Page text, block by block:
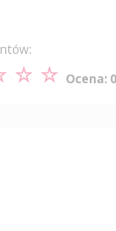
Ocena: